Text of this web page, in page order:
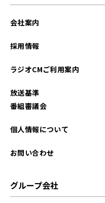
会社案内
採用情報
ラジオCMご利用案内
放送基準
番組審議会
個人情報について
お問い合わせ
グループ会社